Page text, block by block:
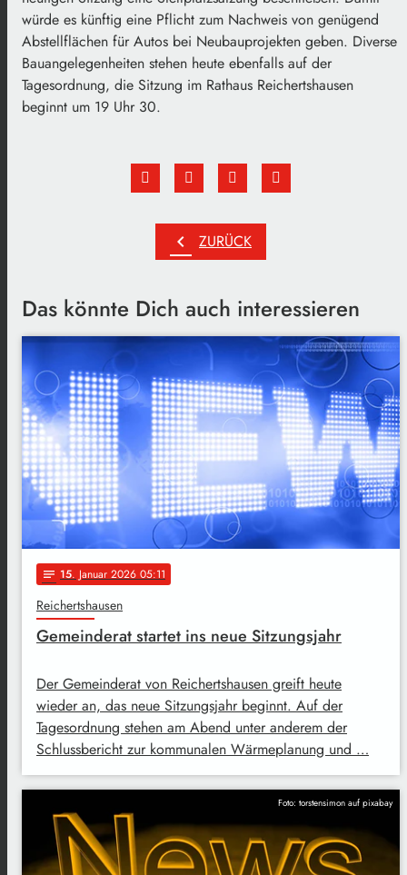
würde es künftig eine Pflicht zum Nachweis von genügend
Abstellflächen für Autos bei Neubauprojekten geben. Diverse
Bauangelegenheiten stehen heute ebenfalls auf der
Tagesordnung, die Sitzung im Rathaus Reichertshausen
beginnt um 19 Uhr 30.
chevron_left ZURÜCK
Das könnte Dich auch interessieren
notes 15. Januar 2026 05:11
Reichertshausen
Gemeinderat startet ins neue Sitzungsjahr
Der Gemeinderat von Reichertshausen greift heute
wieder an, das neue Sitzungsjahr beginnt. Auf der
Tagesordnung stehen am Abend unter anderem der
Schlussbericht zur kommunalen Wärmeplanung und …
Foto: torstensimon auf pixabay